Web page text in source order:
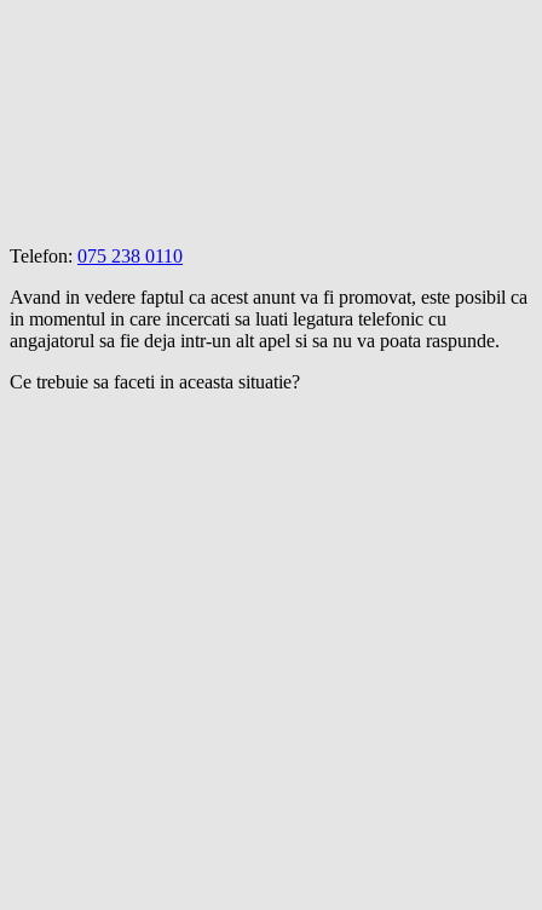
Telefon: 075 238 0110
Avand in vedere faptul ca acest anunt va fi promovat, este posibil ca
in momentul in care incercati sa luati legatura telefonic cu
angajatorul sa fie deja intr-un alt apel si sa nu va poata raspunde.
Ce trebuie sa faceti in aceasta situatie?